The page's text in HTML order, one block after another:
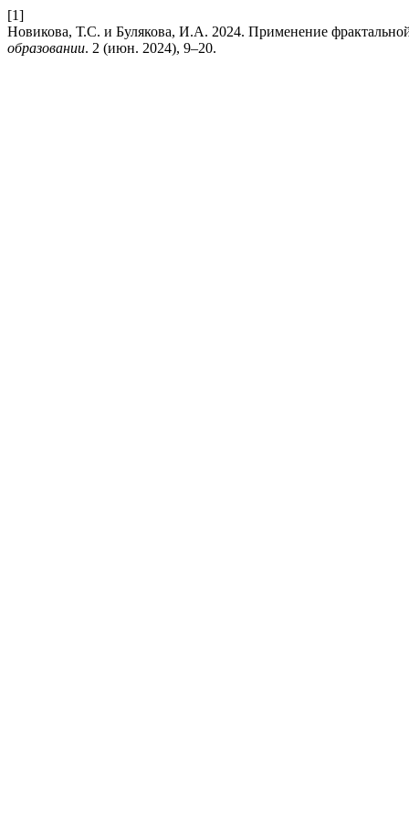
[1]
Новикова, Т.С. и Булякова, И.А. 2024. Применение
образовании. 2 (июн. 2024), 9–20.